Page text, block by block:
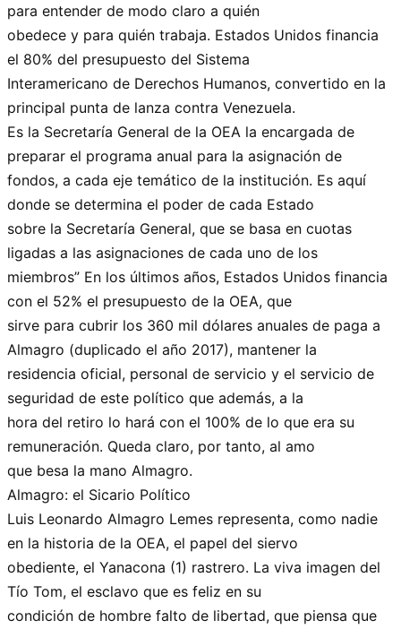
para entender de modo claro a quién
obedece y para quién trabaja. Estados Unidos financia
el 80% del presupuesto del Sistema
Interamericano de Derechos Humanos, convertido en la
principal punta de lanza contra Venezuela.
Es la Secretaría General de la OEA la encargada de
preparar el programa anual para la asignación de
fondos, a cada eje temático de la institución. Es aquí
donde se determina el poder de cada Estado
sobre la Secretaría General, que se basa en cuotas
ligadas a las asignaciones de cada uno de los
miembros” En los últimos años, Estados Unidos financia
con el 52% el presupuesto de la OEA, que
sirve para cubrir los 360 mil dólares anuales de paga a
Almagro (duplicado el año 2017), mantener la
residencia oficial, personal de servicio y el servicio de
seguridad de este político que además, a la
hora del retiro lo hará con el 100% de lo que era su
remuneración. Queda claro, por tanto, al amo
que besa la mano Almagro.
Almagro: el Sicario Político
Luis Leonardo Almagro Lemes representa, como nadie
en la historia de la OEA, el papel del siervo
obediente, el Yanacona (1) rastrero. La viva imagen del
Tío Tom, el esclavo que es feliz en su
condición de hombre falto de libertad, que piensa que